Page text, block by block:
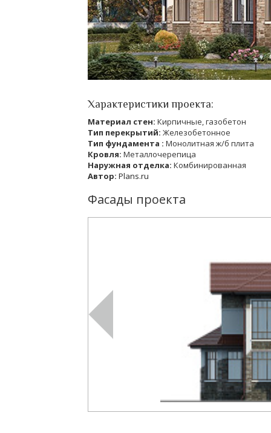
Характеристики проекта:
Материал стен: Кирпичные, газобетон
Тип перекрытий: Железобетонное
Тип фундамента : Монолитная ж/б плита
Кровля: Металлочерепица
Наружная отделка: Комбинированная
Автор: Plans.ru
Фасады проекта